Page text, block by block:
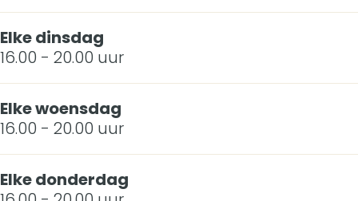
e
b
W
o
n
d
e
r
t
W
o
n
d
e
n
d
e
r
b
o
e
t
W
o
n
d
e
n
u
i
H
Elke dinsdag
16.00 - 20.00 uur
Elke woensdag
16.00 - 20.00 uur
Elke donderdag